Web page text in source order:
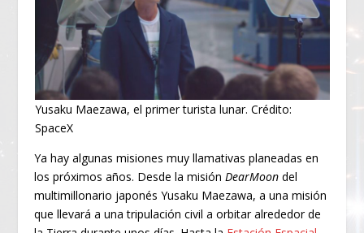
Yusaku Maezawa, el primer turista lunar. Crédito:
SpaceX
Ya hay algunas misiones muy llamativas planeadas en
los próximos años. Desde la misión DearMoon del
multimillonario japonés Yusaku Maezawa, a una misión
que llevará a una tripulación civil a orbitar alrededor de